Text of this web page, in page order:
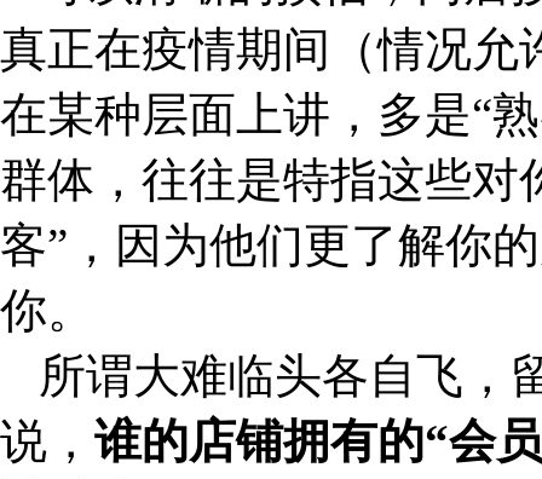
真正在疫情期间（情况允
在某种层面上讲，多是“
群体，往往是特指这些对
客”，因为他们更了解你
你。
所谓大难临头各自飞，
说， 谁的店铺拥有的“会